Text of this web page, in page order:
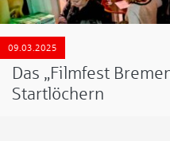
09.03.2025
Das „Filmfest
Startlöchern